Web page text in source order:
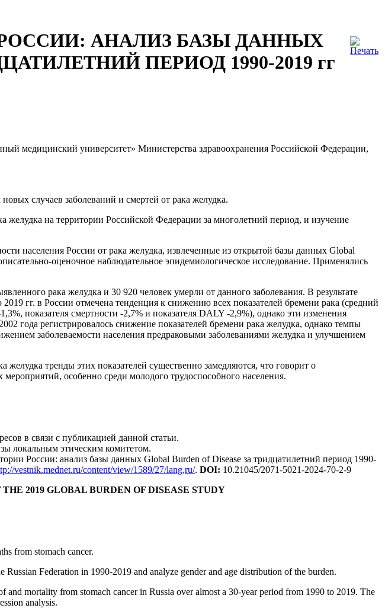
АНАЛИЗ БАЗЫ ДАННЫХ
ПЕРИОД 1990-2019 гг
медицинский университет» Министерства здравоохранения Российской Федерации,
случаев заболеваний и смертей от рака желудка.
желудка на территории Российской Федерации за многолетний период, и изучение
населения России от рака желудка, извлеченные из открытой базы данных Global
оценочное наблюдательное эпидемиологическое исследование. Применялись
рака желудка и 30 920 человек умерли от данного заболевания. В результате
гг. в России отмечена тенденция к снижению всех показателей бремени рака (средний
показателя смертности -2,7% и показателя DALY -2,9%), однако эти изменения
года регистрировалось снижение показателей бремени рака желудка, однако темпы
заболеваемости населения предраковыми заболеваниями желудка и улучшением
тренды этих показателей существенно замедляются, что говорит о
особенно среди молодого трудоспособного населения.
в связи с публикацией данной статьи.
локальным этическим комитетом.
России: анализ базы данных Global Burden of Disease за тридцатилетний период 1990-
vestnik.mednet.ru/content/view/1589/27/lang,ru/. DOI: 10.21045/2071-5021-2024-70-2-9
2019 GLOBAL BURDEN OF DISEASE STUDY
from stomach cancer.
Federation in 1990-2019 and analyze gender and age distribution of the burden.
mortality from stomach cancer in Russia over almost a 30-year period from 1990 to 2019. The
analysis.